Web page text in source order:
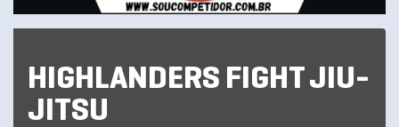
HIGHLANDERS FIGHT JIU-
JITSU